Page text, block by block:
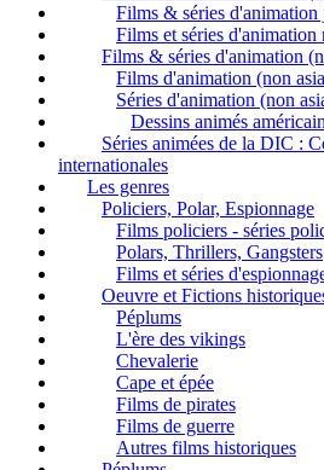
Films & séries d'animation
Films et séries d'animation
Films & séries d'animation
Films d'animation (non
Séries d'animation (non
Dessins animés
Séries animées de la DIC :
internationales
Les genres
Policiers, Polar, Espionnage
Films policiers - séries
Polars, Thrillers, Gangsters
Films et séries
Oeuvre et Fictions
Péplums
L'ère des vikings
Chevalerie
Cape et épée
Films de pirates
Films de guerre
Autres films historiques